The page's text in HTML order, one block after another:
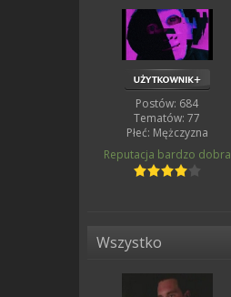
Postów: 684
Tematów: 77
Płeć: Mężczyzna
Reputacja bardzo dobra
Wszystko